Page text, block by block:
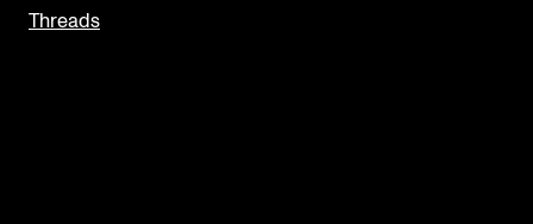
Threads